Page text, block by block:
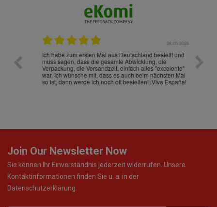
28.05.2026
Ich habe zum ersten Mal aus Deutschland bestellt und
muss sagen, dass die gesamte Abwicklung, die
Verpackung, die Versandzeit, einfach alles "excelente"
war. Ich wünsche mit, dass es auch beim nächsten Mal
so ist, dann werde ich noch oft bestellen! ¡Viva España!
Die
gut
ist
Join Our Newsletter Now
Sie können Ihr Einverständnis jederzeit widerrufen. Unsere
Kontaktinformationen finden Sie u. a. in der
Datenschutzerklärung.